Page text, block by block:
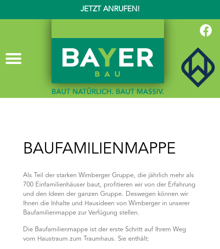
JETZT ANRUFEN!
BAUFAMILIENMAPPE
Als Teil der starken Wimberger Gruppe, die jährlich mehr als
700 Einfamilienhäuser baut, profitieren wir von der Erfahrung
und den Ideen der ganzen Gruppe. Deswegen können wir
Ihnen die Inhalte und Hausideen von Wimberger in unserer
Baufamilienmappe zur Verfügung stellen.
Die Baufamilienmappe ist der erste Schritt auf Ihrem Weg
vom Haustraum zum Traumhaus. Sie enthält: